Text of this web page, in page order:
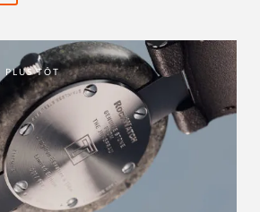
PLUS TÔT